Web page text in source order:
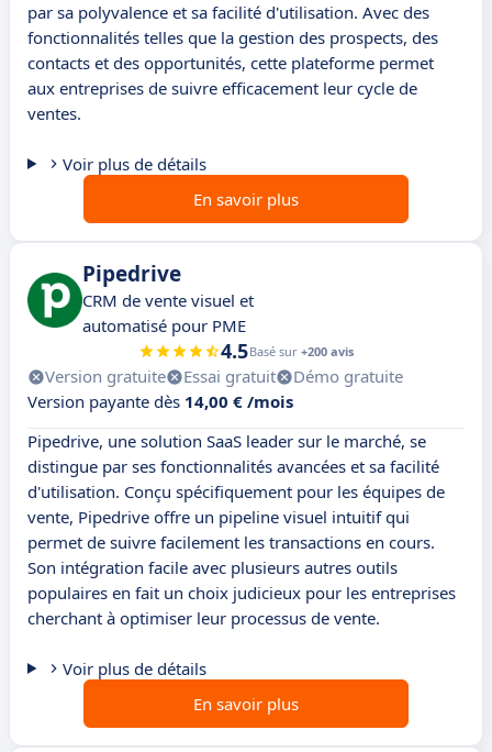
par sa polyvalence et sa facilité d'utilisation. Avec des
fonctionnalités telles que la gestion des prospects, des
contacts et des opportunités, cette plateforme permet
aux entreprises de suivre efficacement leur cycle de
ventes.
Voir plus de détails
En savoir plus
Pipedrive
CRM de vente visuel et
automatisé pour PME
4.5Basé sur +200 avis
Version gratuite Essai gratuit
Démo gratuite
Version payante dès 14,00 € /mois
Pipedrive, une solution SaaS leader sur le marché, se
distingue par ses fonctionnalités avancées et sa facilité
d'utilisation. Conçu spécifiquement pour les équipes de
vente, Pipedrive offre un pipeline visuel intuitif qui
permet de suivre facilement les transactions en cours.
Son intégration facile avec plusieurs autres outils
populaires en fait un choix judicieux pour les entreprises
cherchant à optimiser leur processus de vente.
Voir plus de détails
En savoir plus